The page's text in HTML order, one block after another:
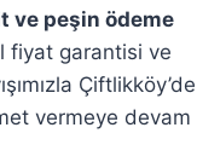
ve peşin ödeme
fiyat garantisi ve
Çiftlikköy’de
vermeye devam